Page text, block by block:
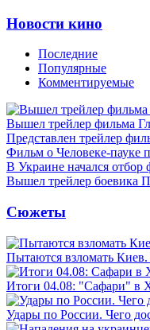
Новости кино
Последние
Популярные
Комментируемые
Вышел трейлер фильма
Представлен трейлер
Фильм о Человеке-пауке
В Украине начался
Вышел трейлер боевика
Сюжеты
Пытаются взломать Киев.
Итоги 04.08: "Сафари" в
Удары по России. Чего